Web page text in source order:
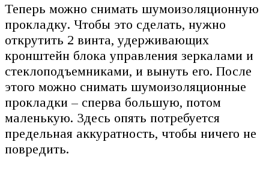
Теперь можно снимать шумоизоляционную
прокладку. Чтобы это сделать, нужно
открутить 2 винта, удерживающих
кронштейн блока управления зеркалами и
стеклоподъемниками, и вынуть его. После
этого можно снимать шумоизоляционные
прокладки – сперва большую, потом
маленькую. Здесь опять потребуется
предельная аккуратность, чтобы ничего не
повредить.